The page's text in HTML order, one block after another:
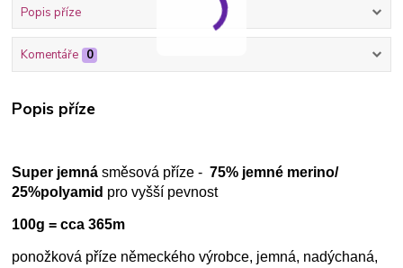
Popis příze
Komentáře 0
Popis příze
Super jemná směsová příze -75% jemné merino/
25%polyamid pro vyšší pevnost
100g = cca 365m
ponožková příze německého výrobce, jemná, nadýchaná,